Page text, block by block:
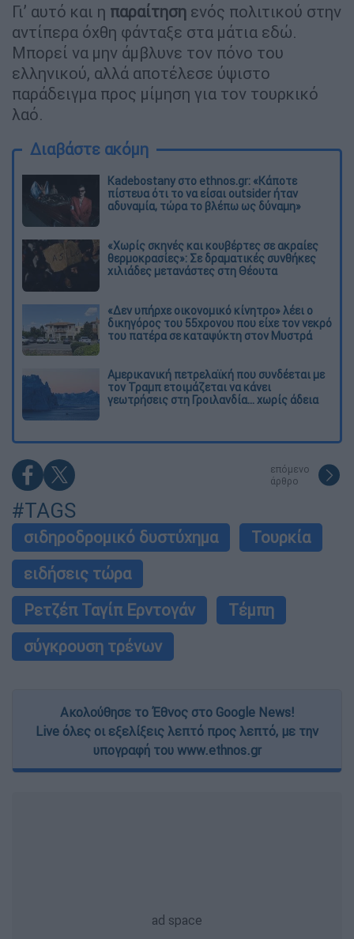
Γι’ αυτό και η παραίτηση ενός πολιτικού στην
αντίπερα όχθη φάνταξε στα μάτια εδώ.
Μπορεί να μην άμβλυνε τον πόνο του
ελληνικού, αλλά αποτέλεσε ύψιστο
παράδειγμα προς μίμηση για τον τουρκικό
λαό.
Διαβάστε ακόμη
Kadebostany στο ethnos.gr: «Κάποτε
πίστευα ότι το να είσαι outsider ήταν
αδυναμία, τώρα το βλέπω ως δύναμη»
«Χωρίς σκηνές και κουβέρτες σε ακραίες
θερμοκρασίες»: Σε δραματικές συνθήκες
χιλιάδες μετανάστες στη Θέουτα
«Δεν υπήρχε οικονομικό κίνητρο» λέει ο
δικηγόρος του 55χρονου που είχε τον νεκρό
του πατέρα σε καταψύκτη στον Μυστρά
Αμερικανική πετρελαϊκή που συνδέεται με
τον Τραμπ ετοιμάζεται να κάνει
γεωτρήσεις στη Γροιλανδία... χωρίς άδεια
επόμενο
άρθρο
#TAGS
σιδηροδρομικό δυστύχημα
Τουρκία
ειδήσεις τώρα
Ρετζέπ Ταγίπ Ερντογάν
Τέμπη
σύγκρουση τρένων
Ακολούθησε το Έθνος στο Google News!
Live όλες οι εξελίξεις λεπτό προς λεπτό, με την
υπογραφή του www.ethnos.gr